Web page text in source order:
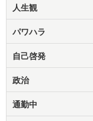
人生観
パワハラ
自己啓発
政治
通勤中